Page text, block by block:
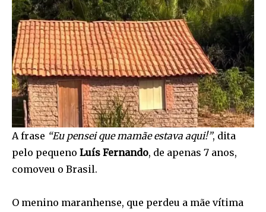
A frase “Eu pensei que mamãe estava aqui!”, dita
pelo pequeno Luís Fernando, de apenas 7 anos,
comoveu o Brasil.
O menino maranhense, que perdeu a mãe vítima